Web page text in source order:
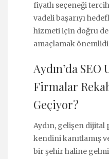
fiyatlı seçeneği
vadeli başarıyı
hizmeti için doğru
amaçlamak
Aydın’da
Firmalar
Geçiyor?
Aydın, gelişen dijital
kendini kanıtlamış
bir şehir haline